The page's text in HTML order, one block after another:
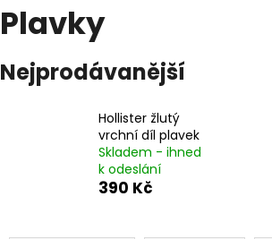
Plavky
Nejprodávanější
Hollister žlutý
vrchní díl plavek
Skladem - ihned
k odeslání
390 Kč
Doporučujeme